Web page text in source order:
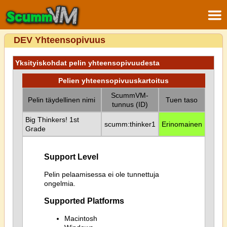
DEV Yhteensopivuus
Yksityiskohdat pelin yhteensopivuudesta
Pelien yhteensopivuuskartoitus
Pelin täydellinen nimi
ScummVM-
tunnus (ID)
Tuen taso
Big Thinkers! 1st
Grade
scumm:thinker1 Erinomainen
Support Level
Pelin pelaamisessa ei ole tunnettuja
ongelmia.
Supported Platforms
Macintosh